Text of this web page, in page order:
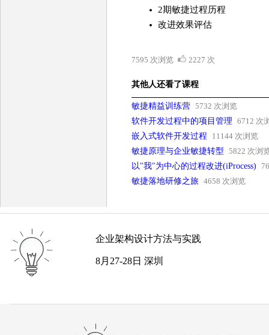
2期敏捷过程历程
改进效果评估
7595 次浏览 2227 次
其他人还看了课程
敏捷精益训练营 5732 次浏览
软件开发过程中的项目管理 6712 次
嵌入式软件开发过程
11144 次浏览
敏捷原理与企业敏捷转型 5822 次浏
以"我"为中心的过程改进(iProcess)
敏捷落地研修之旅 4658 次浏览